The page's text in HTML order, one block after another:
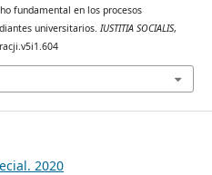
fundamental en los procesos
universitarios. IUSTITIA SOCIALIS,
2020